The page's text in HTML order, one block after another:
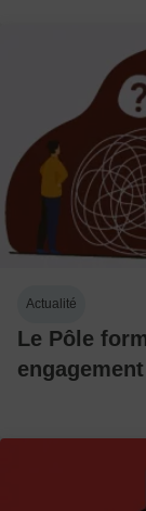
Actualité
Le Pôle